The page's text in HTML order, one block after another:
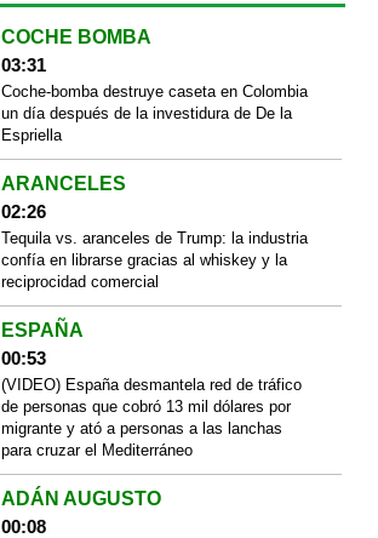
COCHE BOMBA
03:31
Coche-bomba destruye caseta en Colombia
un día después de la investidura de De la
Espriella
ARANCELES
02:26
Tequila vs. aranceles de Trump: la industria
confía en librarse gracias al whiskey y la
reciprocidad comercial
ESPAÑA
00:53
(VIDEO) España desmantela red de tráfico
de personas que cobró 13 mil dólares por
migrante y ató a personas a las lanchas
para cruzar el Mediterráneo
ADÁN AUGUSTO
00:08